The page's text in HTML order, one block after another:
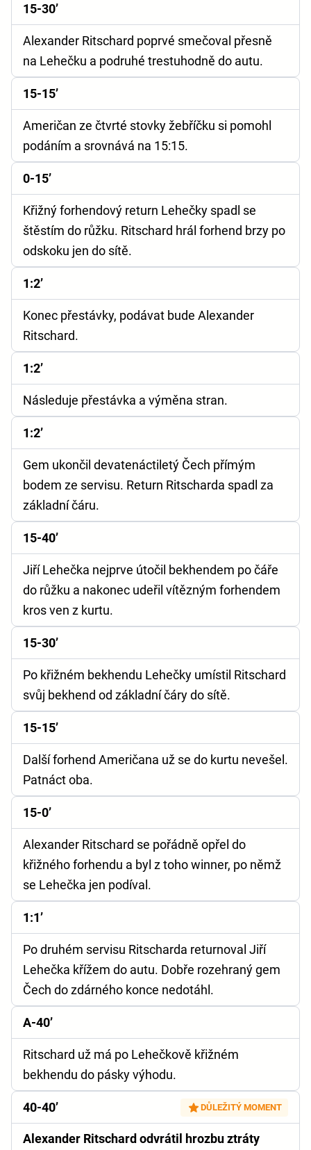
15-30’
Alexander Ritschard poprvé smečoval přesně
na Lehečku a podruhé trestuhodně do autu.
15-15’
Američan ze čtvrté stovky žebříčku si pomohl
podáním a srovnává na 15:15.
0-15’
Křižný forhendový return Lehečky spadl se
štěstím do růžku. Ritschard hrál forhend brzy po
odskoku jen do sítě.
1:2’
Konec přestávky, podávat bude Alexander
Ritschard.
1:2’
Následuje přestávka a výměna stran.
1:2’
Gem ukončil devatenáctiletý Čech přímým
bodem ze servisu. Return Ritscharda spadl za
základní čáru.
15-40’
Jiří Lehečka nejprve útočil bekhendem po čáře
do růžku a nakonec udeřil vítězným forhendem
kros ven z kurtu.
15-30’
Po křižném bekhendu Lehečky umístil Ritschard
svůj bekhend od základní čáry do sítě.
15-15’
Další forhend Američana už se do kurtu nevešel.
Patnáct oba.
15-0’
Alexander Ritschard se pořádně opřel do
křižného forhendu a byl z toho winner, po němž
se Lehečka jen podíval.
1:1’
Po druhém servisu Ritscharda returnoval Jiří
Lehečka křížem do autu. Dobře rozehraný gem
Čech do zdárného konce nedotáhl.
A-40’
Ritschard už má po Lehečkově křižném
bekhendu do pásky výhodu.
40-40’ DŮLEŽITÝ MOMENT
Alexander Ritschard odvrátil hrozbu ztráty